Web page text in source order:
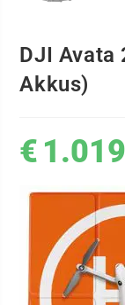
DJI Avata
Akkus)
€